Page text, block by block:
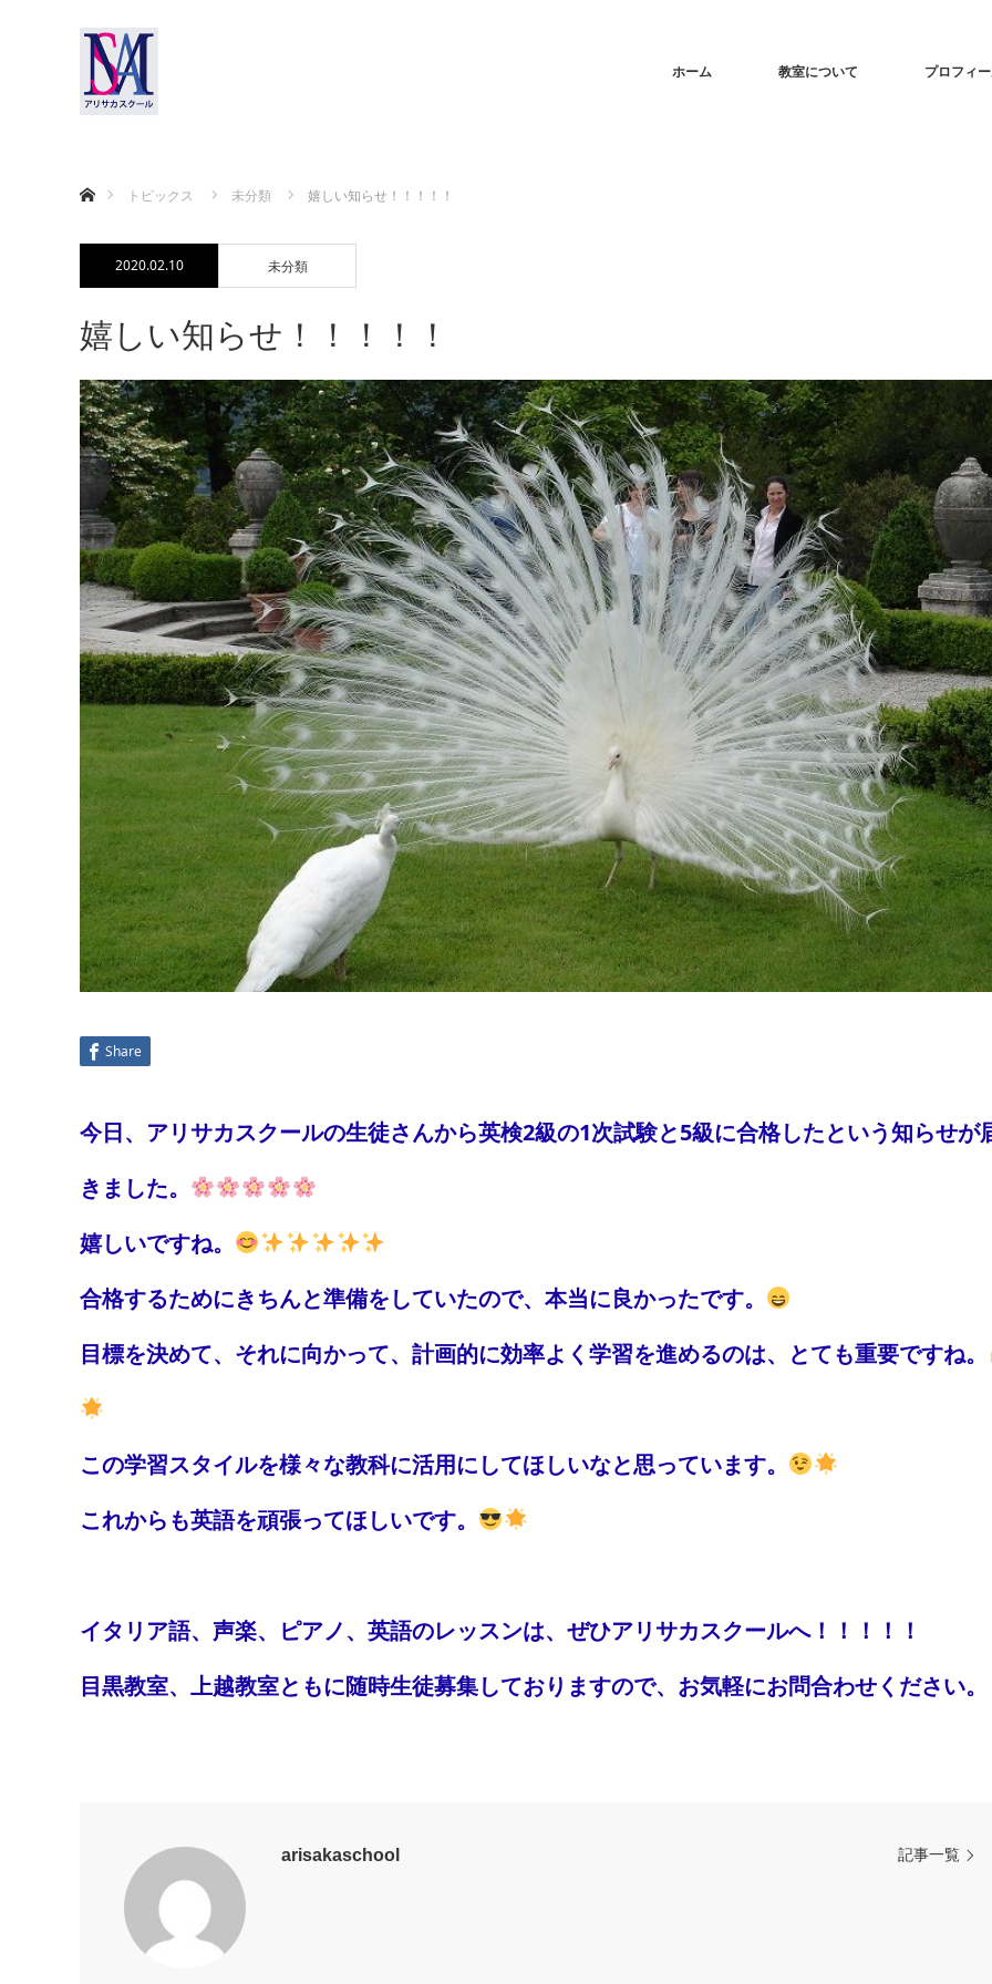
ホーム 教室について プロフィ
トピックス
未分類 嬉しい知らせ！！！！！
2020.02.10 未分類
嬉しい知らせ！！！！！
Share
今日、アリサカスクールの生徒さんから英検2級の1次試験と5級に合格したという知らせが
きました。
嬉しいですね。
合格するためにきちんと準備をしていたので、本当に良かったです。
目標を決めて、それに向かって、計画的に効率よく学習を進めるのは、とても重要ですね。
この学習スタイルを様々な教科に活用にしてほしいなと思っています。
これからも英語を頑張ってほしいです。
イタリア語、声楽、ピアノ、英語のレッスンは、ぜひアリサカスクールへ！！！！！
目黒教室、上越教室ともに随時生徒募集しておりますので、お気軽にお問合わせください。
arisakaschool 記事一覧